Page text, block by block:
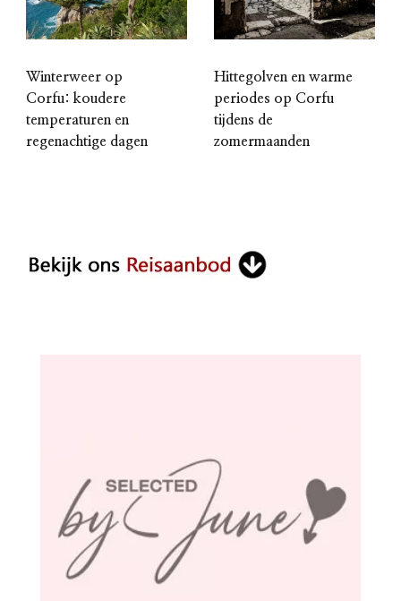
Winterweer op
Corfu: koudere
temperaturen en
regenachtige dagen
Hittegolven en warme
periodes op Corfu
tijdens de
zomermaanden